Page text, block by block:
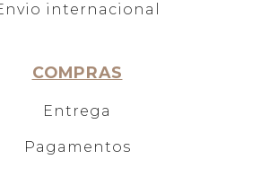
internacional
COMPRAS
Entrega
Pagamentos